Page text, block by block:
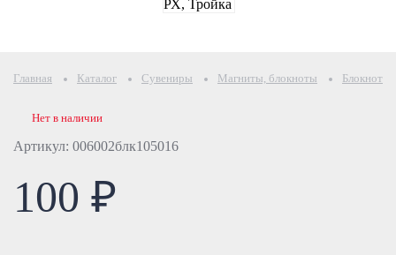
Главная Каталог Сувениры Магниты, блокноты Блокнот
Артикул: 006002блк105016
Нет в наличии
100 ₽